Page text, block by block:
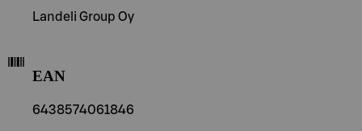
Landeli Group Oy
EAN
6438574061846